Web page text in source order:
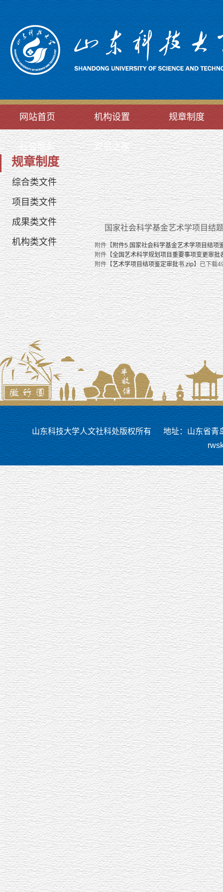
网站首页 机构设置 规章制度
社会服务 党员之家
规章制度
综合类文件
项目类文件
成果类文件
机构类文件
国家社会科学基金艺术学项目结
附件【附件5.国家社会科学基金艺术学项目结项
附件【全国艺术科学规划项目重要事项变更审
附件【艺术学项目结项鉴定审批书.zip】已下载
山东科技大学人文社科处版权所有
地址：山东省